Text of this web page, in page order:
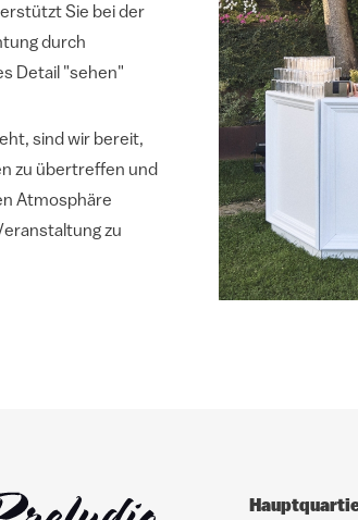
Sie bei der
durch
Detail "sehen"
sind wir bereit,
zu übertreffen und
Atmosphäre
zu